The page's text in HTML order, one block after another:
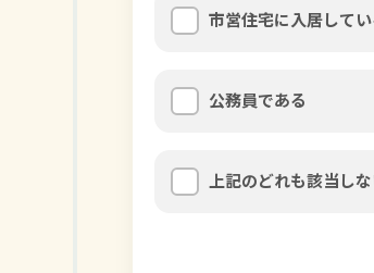
市営住宅に入居してい
公務員である
上記のどれも該当し